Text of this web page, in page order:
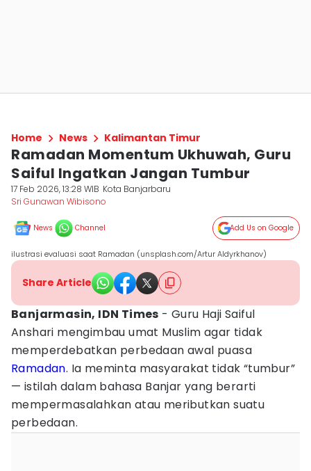
Home News Kalimantan Timur
Ramadan Momentum Ukhuwah, Guru
Saiful Ingatkan Jangan Tumbur
17 Feb 2026, 13:28 WIB Kota Banjarbaru
Sri Gunawan Wibisono
News Channel Add Us on Google
ilustrasi evaluasi saat Ramadan (unsplash.com/Artur Aldyrkhanov)
Share Article
Banjarmasin, IDN Times - Guru Haji Saiful
Anshari mengimbau umat Muslim agar tidak
memperdebatkan perbedaan awal puasa
Ramadan. Ia meminta masyarakat tidak “tumbur”
— istilah dalam bahasa Banjar yang berarti
mempermasalahkan atau meributkan suatu
perbedaan.